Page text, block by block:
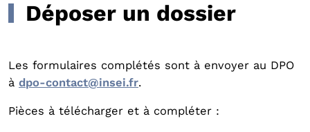
Déposer un dossier
Les formulaires complétés sont à envoyer au DPO
à dpo-contact@insei.fr.
Pièces à télécharger et à compléter :